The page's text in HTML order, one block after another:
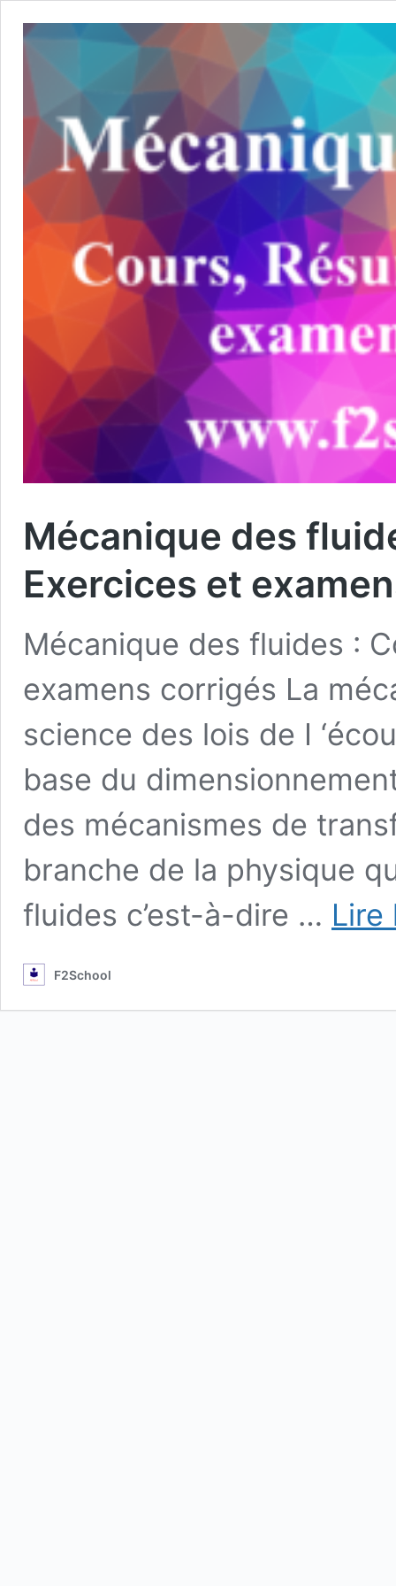
Mécanique des
Exercices et
Mécanique des fluides :
examens corrigés La
science des lois de I
base du
des mécanismes de
branche de la physique
fluides c’est-à-dire … Lire
F2School